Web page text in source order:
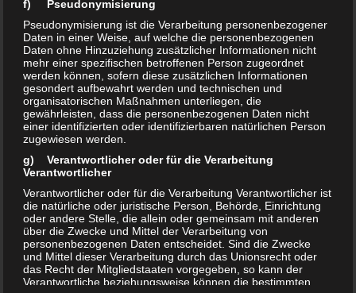
0
JUBILÄEN und
ERINNERUNGEN im JAHR
2016
Mitgliederversammlung BI
23. NOVEMBER 2013
f) Pseudonymisierung
Pseudonymisierung ist die Verarbeitung personenbezogener
Daten in einer Weise, auf welche die personenbezogenen
Daten ohne Hinzuziehung zusätzlicher Informationen nicht
mehr einer spezifischen betroffenen Person zugeordnet
werden können, sofern diese zusätzlichen Informationen
gesondert aufbewahrt werden und technischen und
organisatorischen Maßnahmen unterliegen, die
gewährleisten, dass die personenbezogenen Daten nicht
einer identifizierten oder identifizierbaren natürlichen Person
zugewiesen werden.
g) Verantwortlicher oder für die Verarbeitung
Verantwortlicher
Verantwortlicher oder für die Verarbeitung Verantwortlicher ist
die natürliche oder juristische Person, Behörde, Einrichtung
oder andere Stelle, die allein oder gemeinsam mit anderen
über die Zwecke und Mittel der Verarbeitung von
personenbezogenen Daten entscheidet. Sind die Zwecke
und Mittel dieser Verarbeitung durch das Unionsrecht oder
das Recht der Mitgliedstaaten vorgegeben, so kann der
Verantwortliche beziehungsweise können die bestimmten